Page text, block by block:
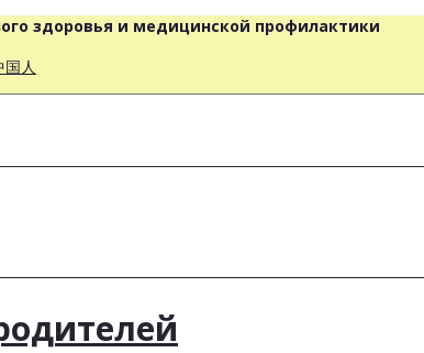
здоровья и медицинской профилактики
国人